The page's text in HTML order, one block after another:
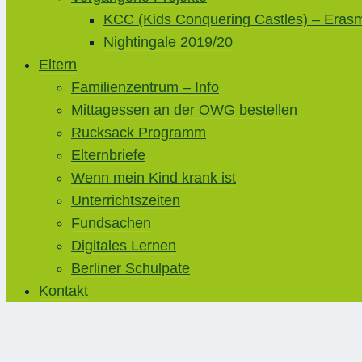
KCC (Kids Conquering Castles) –
Nightingale 2019/20
Eltern
Familienzentrum – Info
Mittagessen an der OWG bestellen
Rucksack Programm
Elternbriefe
Wenn mein Kind krank ist
Unterrichtszeiten
Fundsachen
Digitales Lernen
Berliner Schulpate
Kontakt